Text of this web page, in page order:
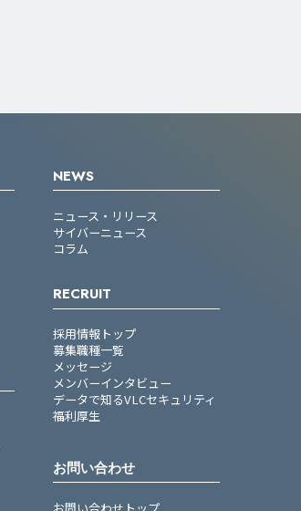
NEWS
ニュース・リリース
サイバーニュース
コラム
RECRUIT
採用情報トップ
募集職種一覧
メッセージ
メンバーインタビュー
データで知るVLCセキュリティ
福利厚生
お問い合わせ